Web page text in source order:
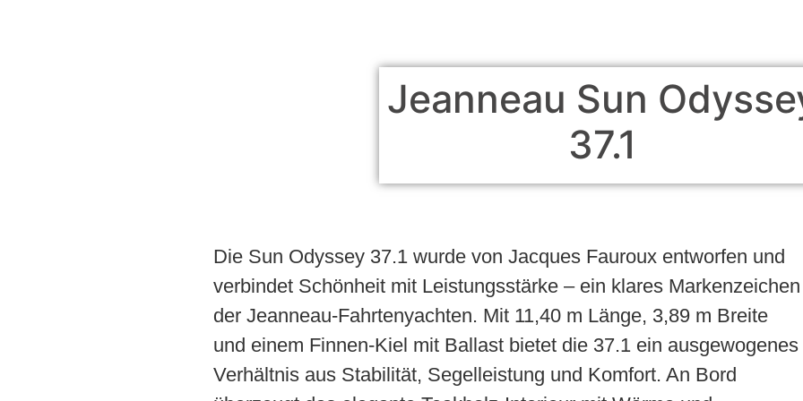
Jeanneau Sun
37.1
Die Sun Odyssey 37.1 wurde von Jacques Fauroux entworfen und
verbindet Schönheit mit Leistungsstärke – ein klares Markenzeichen
der Jeanneau-Fahrtenyachten. Mit 11,40 m Länge, 3,89 m Breite
und einem Finnen-Kiel mit Ballast bietet die 37.1 ein ausgewogenes
Verhältnis aus Stabilität, Segelleistung und Komfort. An Bord